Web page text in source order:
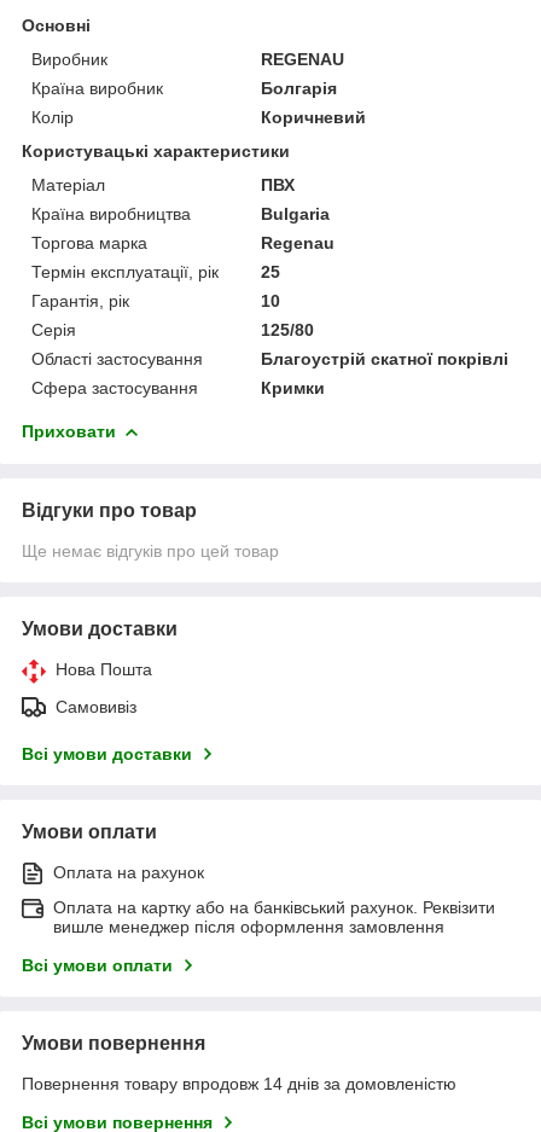
Основні
Виробник
REGENAU
Країна виробник
Болгарія
Колір
Коричневий
Користувацькі характеристики
Матеріал
ПВХ
Країна виробництва
Bulgaria
Торгова марка
Regenau
Термін експлуатації, рік
25
Гарантія, рік
10
Серія
125/80
Області застосування
Благоустрій скатної покрівлі
Сфера застосування
Кримки
Приховати
Відгуки про товар
Ще немає відгуків про цей товар
Умови доставки
Нова Пошта
Самовивіз
Всі умови доставки
Умови оплати
Оплата на рахунок
Оплата на картку або на банківський рахунок. Реквізити
вишле менеджер після оформлення замовлення
Всі умови оплати
Умови повернення
Повернення товару впродовж 14 днів за домовленістю
Всі умови повернення